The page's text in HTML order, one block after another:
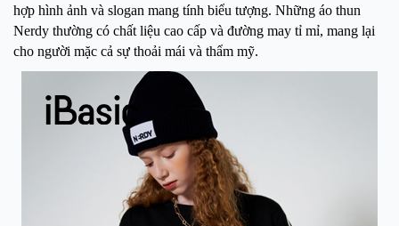
hợp hình ảnh và slogan mang tính biểu tượng. Những áo thun
Nerdy thường có chất liệu cao cấp và đường may tỉ mỉ, mang lại
cho người mặc cả sự thoải mái và thẩm mỹ.